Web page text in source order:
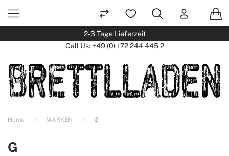
2-3 Tage Lieferzeit
Call Us: +49 (0) 172 244 445 2
Home MARKEN G
G